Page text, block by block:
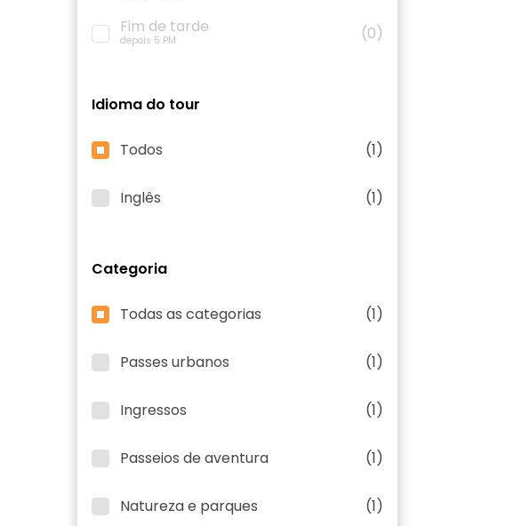
Fim de tarde
depois 5 PM (0)
Idioma do tour
Todos (1)
Inglês (1)
Categoria
Todas as categorias (1)
Passes urbanos (1)
Ingressos (1)
Passeios de aventura (1)
Natureza e parques (1)